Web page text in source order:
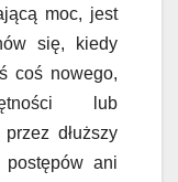
moc, jest
się, kiedy
coś nowego,
lub
dłuższy
ani